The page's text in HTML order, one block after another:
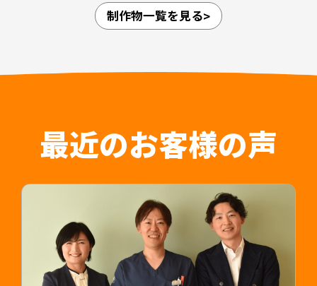
減にもつながる設計としています。
愛知県内4拠点（江南・小牧・一宮・名古屋市守山
ていることや、医師が診療に専念できること、紹
はもちろん入職後の認識相違なども防止すること
が可能です。
制作物一覧を見る
最近のお客様の声